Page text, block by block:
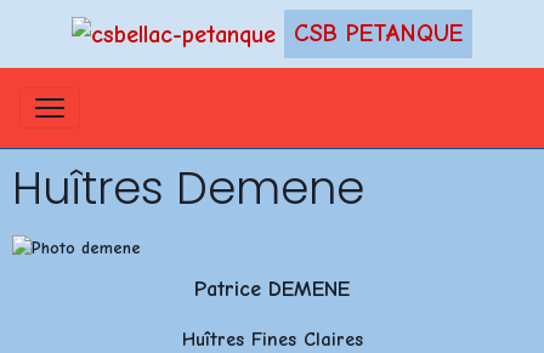
CSB PETANQUE
Huîtres Demene
Patrice DEMENE
Huîtres Fines Claires